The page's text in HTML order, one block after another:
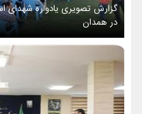
گزارش تصویری یادواره شهدای
در همدان